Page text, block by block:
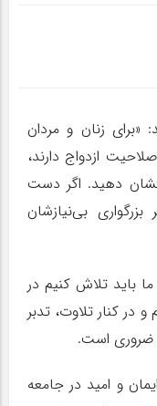
«برای زنان و مردان
ازدواج دارند،
دهید. اگر دست
بی‌نیازشان
باید تلاش کنیم در
در کنار تلاوت، تدبر
ضروری است.
و امید در جامعه